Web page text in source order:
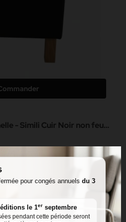
- Simili Cuir Noir non feu
pour congés annuels du 3
le 1erseptembre
pendant cette période seront